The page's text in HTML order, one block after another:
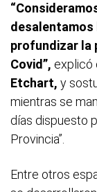
desalentamos
profundizar la
Covid”, explicó
Etchart, y
mientras se
días dispuesto
Provincia”.
Entre otros